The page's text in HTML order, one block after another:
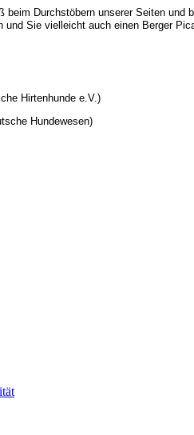
beim Durchstöbern unserer Seiten
und Sie vielleicht auch einen Berger
Hirtenhunde e.V.)
Hundewesen)